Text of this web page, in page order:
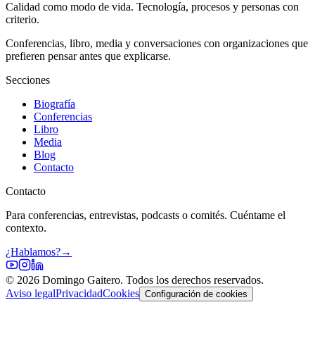
Calidad como modo de vida. Tecnología, procesos y personas con
criterio.
Conferencias, libro, media y conversaciones con organizaciones que
prefieren pensar antes que explicarse.
Secciones
Biografía
Conferencias
Libro
Media
Blog
Contacto
Contacto
Para conferencias, entrevistas, podcasts o comités. Cuéntame el
contexto.
¿Hablamos?→
© 2026 Domingo Gaitero. Todos los derechos reservados.
Aviso legalPrivacidadCookies Configuración de cookies